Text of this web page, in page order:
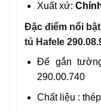
Xuất xứ:
Đặc điểm nổi
tủ Hafele
Đế gắn
290.00.740
Chất liệu : thép